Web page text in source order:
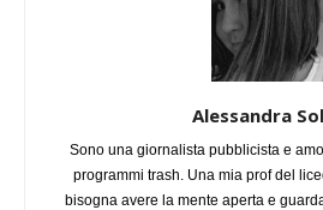
Alessandra
Sono una giornalista pubblicista e
programmi trash. Una mia prof del
bisogna avere la mente aperta e